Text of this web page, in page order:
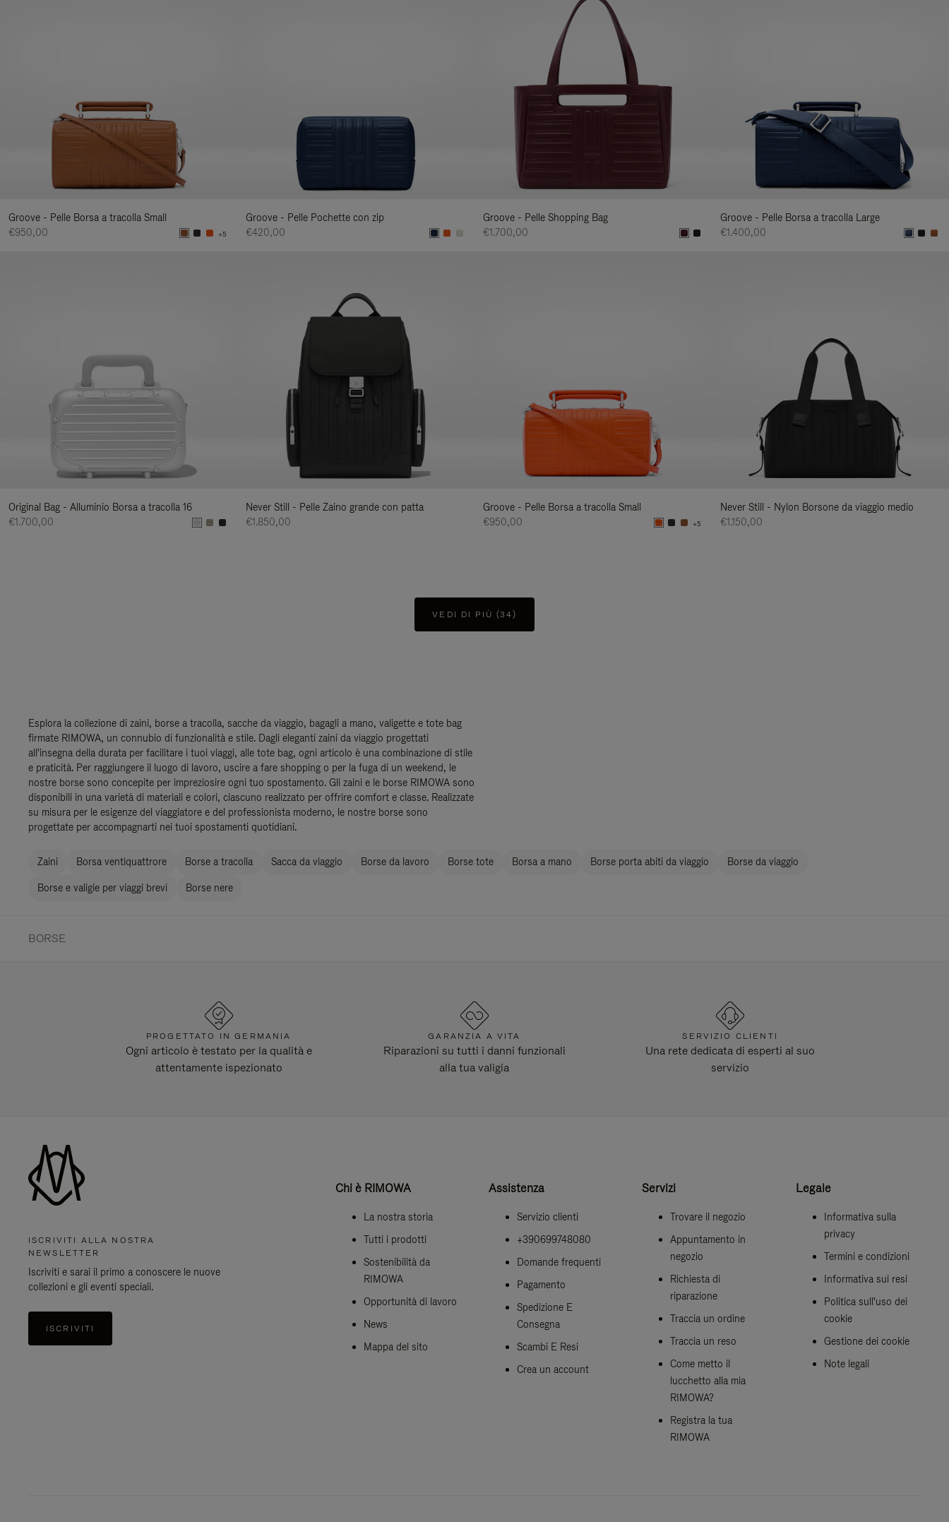
Groove - Pelle Borsa a tracolla Small
€950,00
+5
Groove - Pelle Pochette con zip
€420,00
Groove - Pelle Shopping Bag
€1.700,00
Groove - Pelle Borsa a tracolla Large
€1.400,00
Original Bag - Alluminio Borsa a tracolla 16
€1.700,00
Never Still - Pelle Zaino grande con patta
€1.850,00
Groove - Pelle Borsa a tracolla Small
€950,00
+5
Never Still - Nylon Borsone da viaggio medio
€1.150,00
VEDI DI PIÙ (34)
Esplora la collezione di zaini, borse a tracolla, sacche da viaggio, bagagli a mano, valigette e tote bag
firmate RIMOWA, un connubio di funzionalità e stile. Dagli eleganti zaini da viaggio progettati
all'insegna della durata per facilitare i tuoi viaggi, alle tote bag, ogni articolo è una combinazione di stile
e praticità. Per raggiungere il luogo di lavoro, uscire a fare shopping o per la fuga di un weekend, le
nostre borse sono concepite per impreziosire ogni tuo spostamento. Gli zaini e le borse RIMOWA sono
disponibili in una varietà di materiali e colori, ciascuno realizzato per offrire comfort e classe. Realizzate
su misura per le esigenze del viaggiatore e del professionista moderno, le nostre borse sono
progettate per accompagnarti nei tuoi spostamenti quotidiani.
Zaini Borsa ventiquattrore Borse a tracolla Sacca da viaggio Borse da lavoro Borse tote Borsa a mano Borse porta abiti da viaggio Borse da viaggio
Borse e valigie per viaggi brevi Borse nere
BORSE
PROGETTATO IN GERMANIA
Ogni articolo è testato per la qualità e
attentamente ispezionato
GARANZIA A VITA
Riparazioni su tutti i danni funzionali
alla tua valigia
SERVIZIO CLIENTI
Una rete dedicata di esperti al suo
servizio
ISCRIVITI ALLA NOSTRA
NEWSLETTER
Iscriviti e sarai il primo a conoscere le nuove
collezioni e gli eventi speciali.
ISCRIVITI
Chi è RIMOWA
La nostra storia
Tutti i prodotti
Sostenibilità da
RIMOWA
Opportunità di lavoro
News
Mappa del sito
Assistenza
Servizio clienti
+390699748080
Domande frequenti
Pagamento
Spedizione E
Consegna
Scambi E Resi
Crea un account
Servizi
Trovare il negozio
Appuntamento in
negozio
Richiesta di
riparazione
Traccia un ordine
Traccia un reso
Come metto il
lucchetto alla mia
RIMOWA?
Registra la tua
RIMOWA
Legale
Informativa sulla
privacy
Termini e condizioni
Informativa sui resi
Politica sull'uso dei
cookie
Gestione dei cookie
Note legali